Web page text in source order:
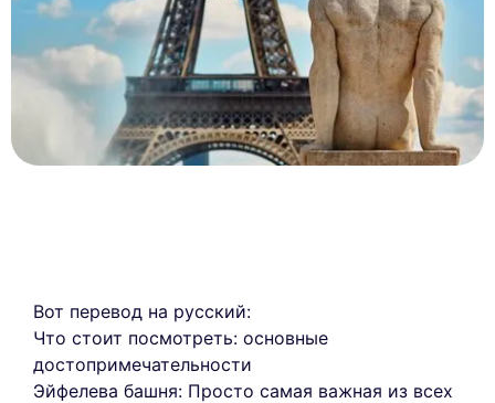
Вот перевод на русский:
Что стоит посмотреть: основные
достопримечательности
Эйфелева башня: Просто самая важная из всех